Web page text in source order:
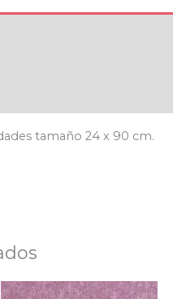
tamaño 24 x 90 cm.